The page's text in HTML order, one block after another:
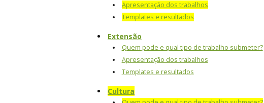
Apresentação dos trabalhos
Templates e resultados
Extensão
Quem pode e qual tipo de trabalho submeter?
Apresentação dos trabalhos
Templates e resultados
Cultura